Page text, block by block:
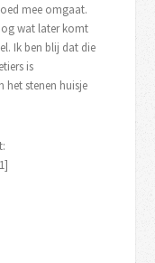
mee omgaat.
wat later komt
Ik ben blij dat die
is
het stenen huisje
]